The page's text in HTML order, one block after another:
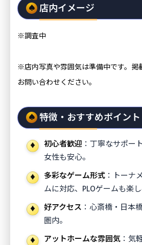
店内イメージ
※調査中
※店内写真や雰囲気は準備中です。掲
お問い合わせください。
特徴・おすすめポイント
初心者歓迎 ：丁寧なサポー
女性も安心。
多彩なゲーム形式 ：トーナ
ムに対応、PLOゲームも楽し
好アクセス ：心斎橋・日本
圏内。
アットホームな雰囲気 ：気